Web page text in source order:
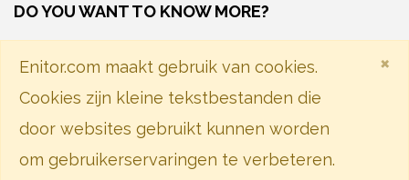
×
Enitor.com maakt gebruik van cookies.
Cookies zijn kleine tekstbestanden die
door websites gebruikt kunnen worden
om gebruikerservaringen te verbeteren.
DO YOU WANT TO KNOW MORE?
Neem contact met ons op
Volg ons op social media